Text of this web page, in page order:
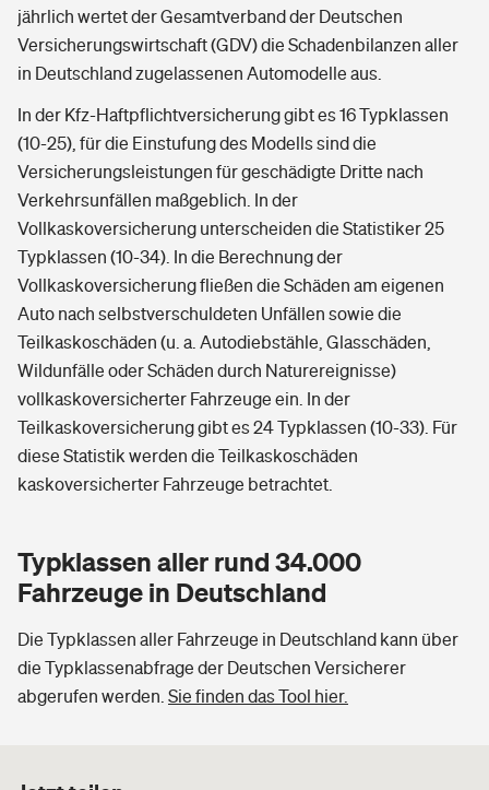
jährlich wertet der Gesamtverband der Deutschen
Versicherungswirtschaft (GDV) die Schadenbilanzen aller
in Deutschland zugelassenen Automodelle aus.
In der Kfz-Haftpflichtversicherung gibt es 16 Typklassen
(10-25), für die Einstufung des Modells sind die
Versicherungsleistungen für geschädigte Dritte nach
Verkehrsunfällen maßgeblich. In der
Vollkaskoversicherung unterscheiden die Statistiker 25
Typklassen (10-34). In die Berechnung der
Vollkaskoversicherung fließen die Schäden am eigenen
Auto nach selbstverschuldeten Unfällen sowie die
Teilkaskoschäden (u. a. Autodiebstähle, Glasschäden,
Wildunfälle oder Schäden durch Naturereignisse)
vollkaskoversicherter Fahrzeuge ein. In der
Teilkaskoversicherung gibt es 24 Typklassen (10-33). Für
diese Statistik werden die Teilkaskoschäden
kaskoversicherter Fahrzeuge betrachtet.
Typklassen aller rund 34.000
Fahrzeuge in Deutschland
Die Typklassen aller Fahrzeuge in Deutschland kann über
die Typklassenabfrage der Deutschen Versicherer
abgerufen werden. Sie finden das Tool hier.